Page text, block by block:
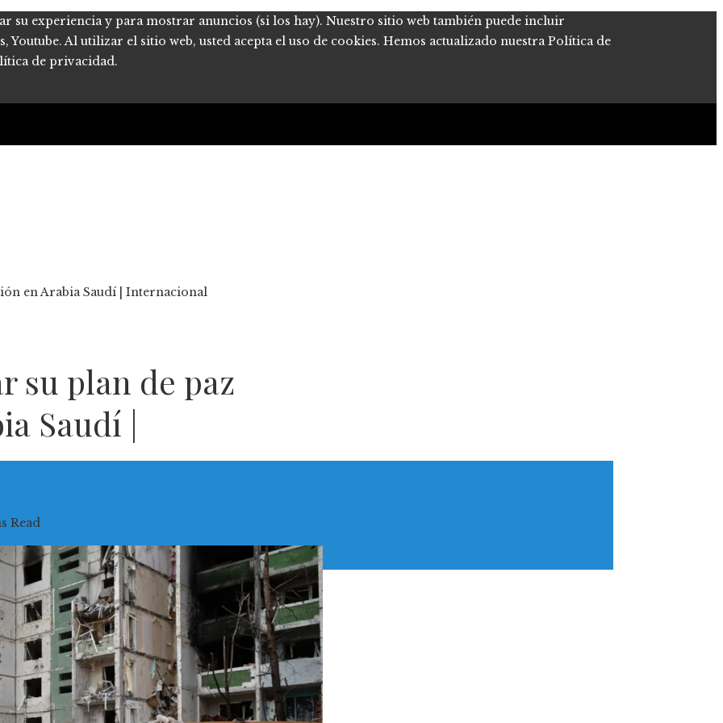
su experiencia y para mostrar anuncios (si los hay). Nuestro sitio web también puede incluir
Youtube. Al utilizar el sitio web, usted acepta el uso de cookies. Hemos actualizado nuestra Política de
de privacidad.
en Arabia Saudí | Internacional
su plan de paz
Saudí |
Read